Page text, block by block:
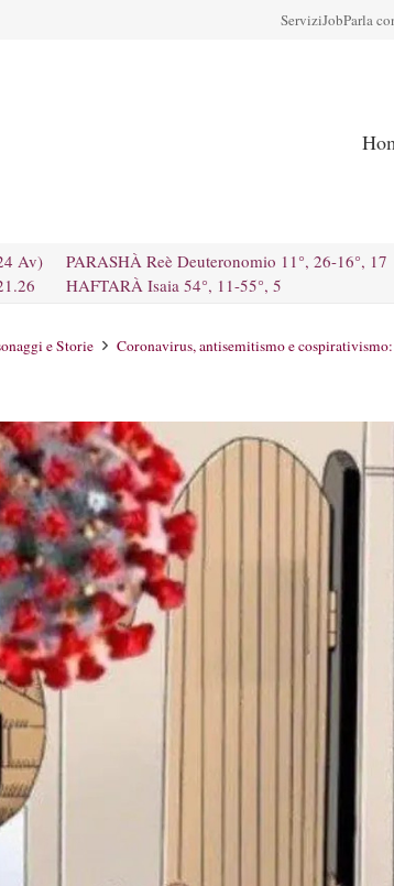
ServiziJobParla
Av)
PARASHÀ Reè Deuteronomio 11°, 26-16°, 17
HAFTARÀ Isaia 54°, 11-55°, 5
e Storie Coronavirus, antisemitismo e